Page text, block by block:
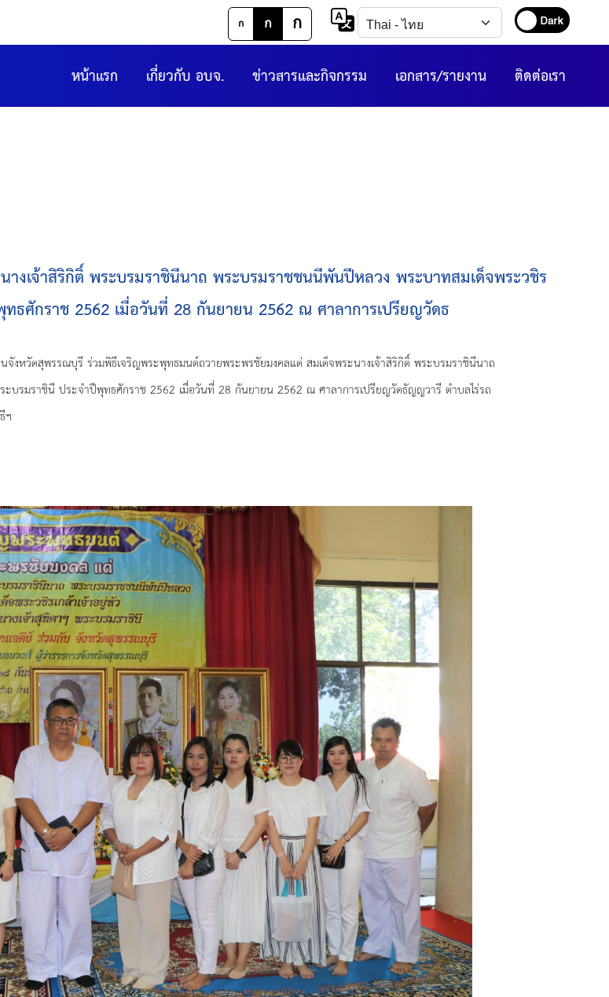
ก ก ก
ติดต่อเรา
เอกสาร/รายงาน
ข่าวสารและกิจกรรม
เกี่ยวกับ อบจ.
หน้าแรก
เจ้าสิริกิติ์ พระบรมราชินีนาถ พระบรมราชชนนีพันปีหลวง พระบาทสมเด็จพระวชิร
ทธศักราช 2562 เมื่อวันที่ 28 กันยายน 2562 ณ ศาลาการเปรียญวัดธ
สุพรรณบุรี ร่วมพิธีเจริญพระพุทธมนต์ถวายพระพรชัยมงคลแด่ สมเด็จพระนางเจ้าสิริกิติ์ พระบรมราชินีนาถ
บรมราชินี ประจำปีพุทธศักราช 2562 เมื่อวันที่ 28 กันยายน 2562 ณ ศาลาการเปรียญวัดธัญญวารี ตำบลไร่รถ
ฯ